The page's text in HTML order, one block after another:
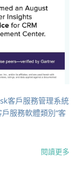
客戶服務管理系統
服務軟體類別“客
閱讀更多